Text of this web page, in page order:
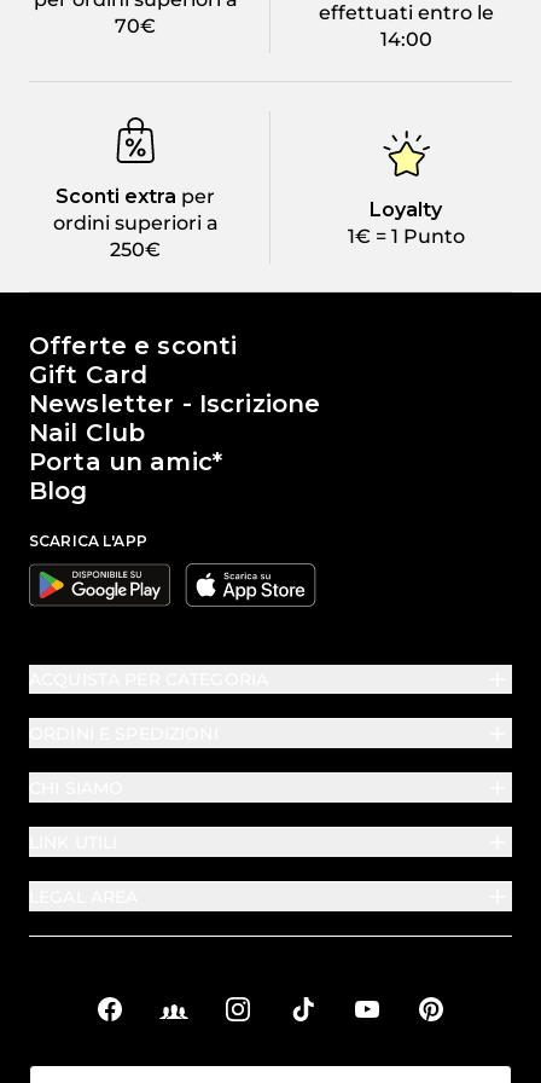
70€
effettuati entro le
14:00
Sconti extra per
ordini superiori a
250€
Loyalty
1€ = 1 Punto
Il mondo di Passione Beauty
Offerte e sconti
Gift Card
Newsletter - Iscrizione
Nail Club
Porta un amic*
Blog
SCARICA L'APP
Google Apple
Link sociali
FacebookFacebook Groups
InstagramTikTok YouTubePinterest